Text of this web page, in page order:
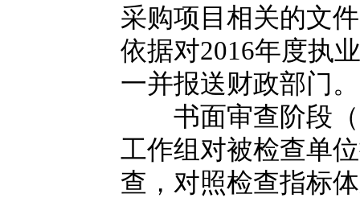
采购项目相关的文
依据对2016年度执
一并报送财政部门。
书面审查阶段（9
工作组对被检查单
查，对照检查指标